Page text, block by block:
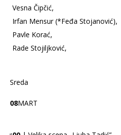
Vesna Čipčić,
Irfan Mensur (*Feđa Stojanović),
Pavle Korać,
Rade Stojiljković,
Sreda
08MART